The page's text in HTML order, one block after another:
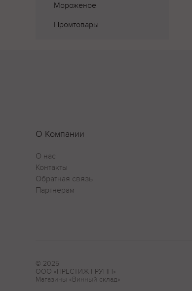
Мороженое
Промтовары
О Компании
О нас
Контакты
Обратная связь
Партнерам
© 2025
ООО «ПРЕСТИЖ ГРУПП»
Магазины «Винный склад»